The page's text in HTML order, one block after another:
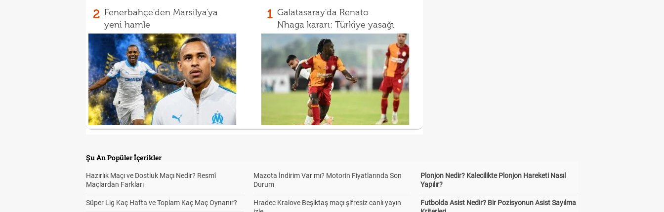
2 Fenerbahçe'den Marsilya'ya
yeni hamle
1 Galatasaray'da Renato
Nhaga kararı: Türkiye yasağı
Şu An Popüler İçerikler
Hazırlık Maçı ve Dostluk Maçı Nedir? Resmî
Maçlardan Farkları
Süper Lig Kaç Hafta ve Toplam Kaç Maç Oynanır?
Mazota İndirim Var mı? Motorin Fiyatlarında Son
Durum
Hradec Kralove Beşiktaş maçı şifresiz canlı yayın
Plonjon Nedir? Kalecilikte Plonjon Hareketi Nasıl
Yapılır?
Futbolda Asist Nedir? Bir Pozisyonun Asist Sayılma